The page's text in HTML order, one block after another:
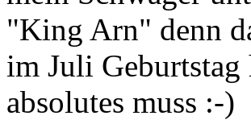
"King Arn" denn
im Juli Geburtstag
absolutes muss :-)